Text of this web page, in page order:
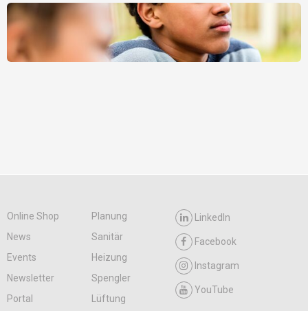
Online Shop
Planung
News
Sanitär
Events
Heizung
Newsletter
Spengler
Portal
Lüftung
LinkedIn
Facebook
Instagram
YouTube